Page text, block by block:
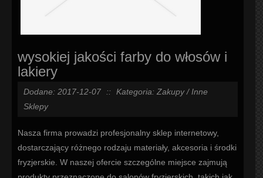
wysokiej jakości farby do włosów i
lakiery
Dodane: 2017-12-07 ::
Kategoria: Zakupy / Inne
Sklepy
Nasza firma prowadzi profesjonalny sklep internetowy,
dostarczający różnego rodzaju materiały, akcesoria i środki
fryzjerskie. W naszej ofercie szczególne miejsce zajmują